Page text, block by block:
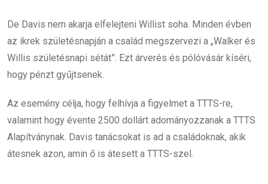
De Davis nem akarja elfelejteni Willist soha. Minden évben
az ikrek születésnapján a család megszervezi a „Walker és
Willis születésnapi sétát”. Ezt árverés és pólóvásár kíséri,
hogy pénzt gyűjtsenek.
Az esemény célja, hogy felhívja a figyelmet a TTTS-re,
valamint hogy évente 2500 dollárt adományozzanak a TTTS
Alapítványnak. Davis tanácsokat is ad a családoknak, akik
átesnek azon, amin ő is átesett a TTTS-szel.